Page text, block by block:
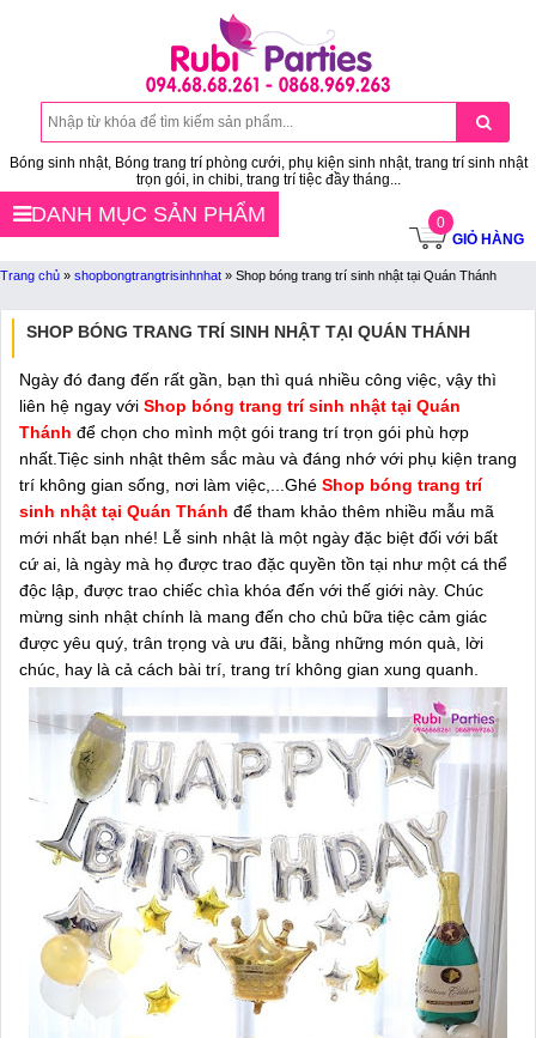
Bóng sinh nhật, Bóng trang trí phòng cưới, phụ kiện sinh nhật, trang trí sinh nhật
trọn gói, in chibi, trang trí tiệc đầy tháng...
0
GIỎ HÀNG
DANH MỤC SẢN PHẨM
Trang chủ » shopbongtrangtrisinhnhat » Shop bóng trang trí sinh nhật tại Quán Thánh
SHOP BÓNG TRANG TRÍ SINH NHẬT TẠI QUÁN THÁNH
Ngày đó đang đến rất gần, bạn thì quá nhiều công việc, vậy thì
liên hệ ngay với Shop bóng trang trí sinh nhật tại Quán
Thánh để chọn cho mình một gói trang trí trọn gói phù hợp
nhất.Tiệc sinh nhật thêm sắc màu và đáng nhớ với phụ kiện trang
trí không gian sống, nơi làm việc,...Ghé Shop bóng trang trí
sinh nhật tại Quán Thánh để tham khảo thêm nhiều mẫu mã
mới nhất bạn nhé! Lễ sinh nhật là một ngày đặc biệt đối với bất
cứ ai, là ngày mà họ được trao đặc quyền tồn tại như một cá thể
độc lập, được trao chiếc chìa khóa đến với thế giới này. Chúc
mừng sinh nhật chính là mang đến cho chủ bữa tiệc cảm giác
được yêu quý, trân trọng và ưu đãi, bằng những món quà, lời
chúc, hay là cả cách bài trí, trang trí không gian xung quanh.